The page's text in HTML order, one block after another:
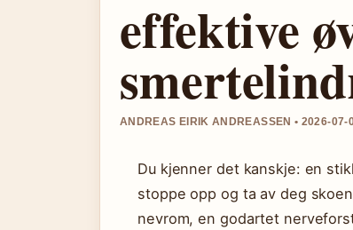
effektive
ANDREAS EIRIK ANDREASSEN • 2026-
Du kjenner det kanskje: en
stoppe opp og ta av deg
nevrom, en godartet